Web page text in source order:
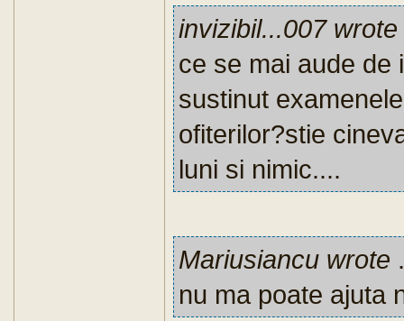
invizibil...007 wrote
ce se mai aude de
sustinut
ofiterilor?stie
luni si nimic....
Mariusiancu wrote
nu ma poate ajuta